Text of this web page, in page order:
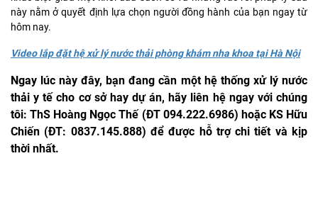
này nằm ở quyết định lựa chọn người đồng hành của bạn ngay từ
hôm nay.
Video lắp đặt hệ xử lý nước thải phòng khám nha khoa tại Hà Nội
Ngay lúc này đây, bạn đang cần một hệ thống xử lý nước
thải y tế cho cơ sở hay dự án, hãy liên hệ ngay với chúng
tôi: ThS Hoàng Ngọc Thế (ĐT 094.222.6986) hoặc KS Hữu
Chiến (ĐT: 0837.145.888) để được hỗ trợ chi tiết và kịp
thời nhất.